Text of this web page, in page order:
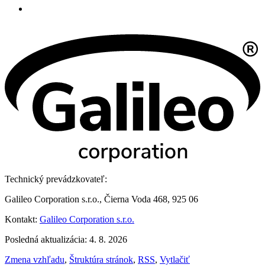
Technický prevádzkovateľ:
Galileo Corporation s.r.o., Čierna Voda 468, 925 06
Kontakt: Galileo Corporation s.r.o.
Posledná aktualizácia: 4. 8. 2026
Zmena vzhľadu, Štruktúra stránok, RSS, Vytlačiť